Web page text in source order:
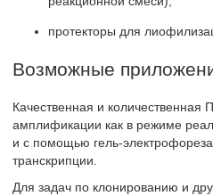
протекторы для
Возможные
Качественная и количественная
амплификации как в режиме
и с помощью гель-
транскрипции.
Для задач по клонированию и